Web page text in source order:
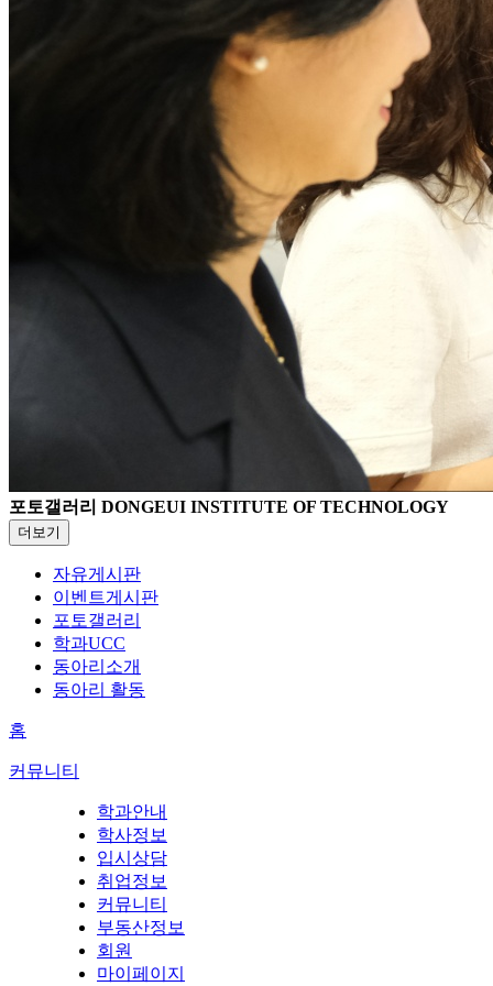
포토갤러리 DONGEUI INSTITUTE OF TECHNOLOGY
더보기
자유게시판
이벤트게시판
포토갤러리
학과UCC
동아리소개
동아리 활동
홈
커뮤니티
학과안내
학사정보
입시상담
취업정보
커뮤니티
부동산정보
회원
마이페이지